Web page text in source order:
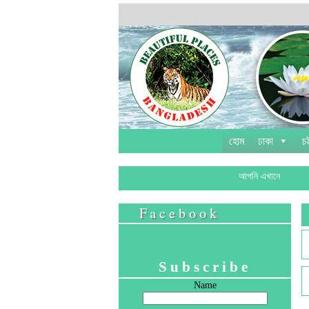
হোম ঢাকা
আপনি এখানে
Facebook
Subscribe
Name